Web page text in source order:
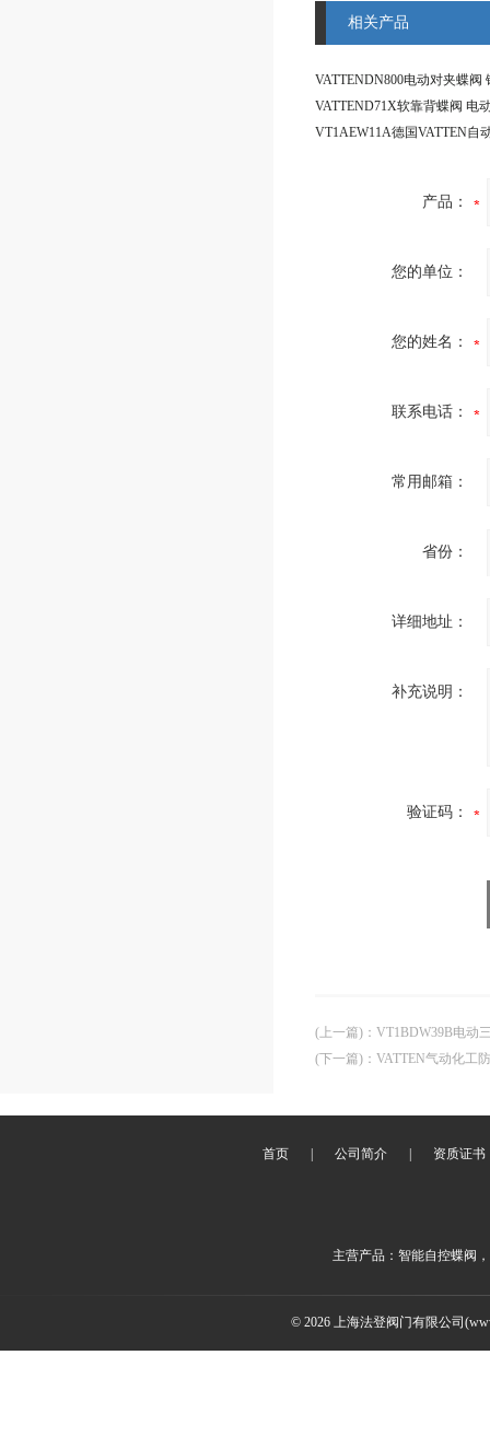
相关产品
产品：
您的单位：
您的姓名：
联系电话：
常用邮箱：
省份：
详细地址：
补充说明：
验证码：
(上一篇) ： VT1BDW39B电动
(下一篇) ： VATTEN气动化工
首页 公司简介 资质证书
主营产品：智能自控蝶阀
© 2026 上海法登阀门有限公司